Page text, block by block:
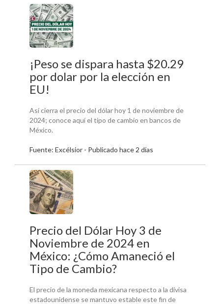
¡Peso se dispara hasta $20.29
por dolar por la elección en
EU!
Así cierra el precio del dólar hoy 1 de noviembre de
2024; conoce aquí el tipo de cambio en bancos de
México.
Fuente: Excélsior - Publicado hace 2 días
Precio del Dólar Hoy 3 de
Noviembre de 2024 en
México: ¿Cómo Amaneció el
Tipo de Cambio?
El precio de la moneda mexicana respecto a la divisa
estadounidense se mantuvo estable este fin de